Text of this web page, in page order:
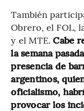
También
Obrero, el FOL,
y el MTE.Cabe
la semana
presencia de
argentinos,
oficialismo,
provocar los